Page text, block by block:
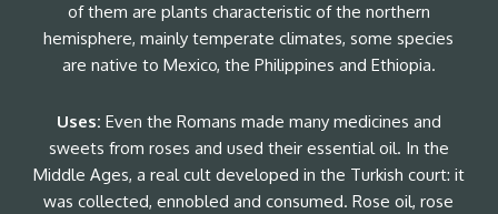
of them are plants characteristic of the northern
hemisphere, mainly temperate climates, some species
are native to Mexico, the Philippines and Ethiopia.
Uses: Even the Romans made many medicines and
sweets from roses and used their essential oil. In the
Middle Ages, a real cult developed in the Turkish court: it
was collected, ennobled and consumed. Rose oil, rose